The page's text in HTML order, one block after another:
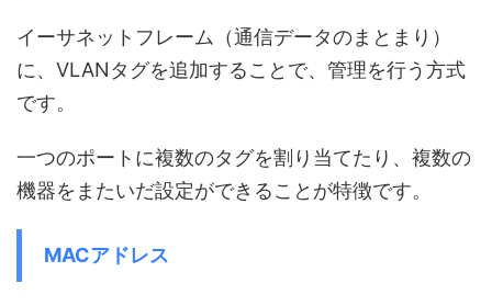
イーサネットフレーム（通信データのまとまり）
に、VLANタグを追加することで、管理を行う方式
です。
一つのポートに複数のタグを割り当てたり、複数の
機器をまたいだ設定ができることが特徴です。
MACアドレス